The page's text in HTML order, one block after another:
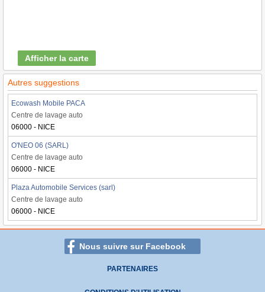
Afficher la carte
Autres suggestions
Ecowash Mobile PACA
Centre de lavage auto
06000 - NICE
O'NEO 06 (SARL)
Centre de lavage auto
06000 - NICE
Plaza Automobile Services (sarl)
Centre de lavage auto
06000 - NICE
Nous suivre sur Facebook
PARTENAIRES